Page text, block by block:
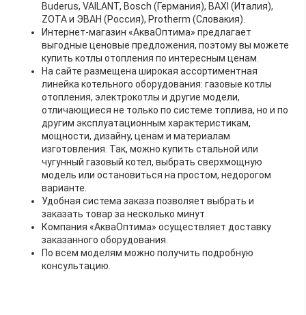
Buderus, VAILANT, Bosch (Германия), BAXI (Италия),
ZOTA и ЭВАН (Россия), Protherm (Словакия).
Интернет-магазин «АкваОптима» предлагает
выгодные ценовые предложения, поэтому вы можете
купить котлы отопления по интересным ценам.
На сайте размещена широкая ассортиментная
линейка котельного оборудования: газовые котлы
отопления, электрокотлы и другие модели,
отличающиеся не только по системе топлива, но и по
другим эксплуатационным характеристикам,
мощности, дизайну, ценам и материалам
изготовления. Так, можно купить стальной или
чугунный газовый котел, выбрать сверхмощную
модель или остановиться на простом, недорогом
варианте.
Удобная система заказа позволяет выбрать и
заказать товар за несколько минут.
Компания «АкваОптима» осуществляет доставку
заказанного оборудования.
По всем моделям можно получить подробную
консультацию.